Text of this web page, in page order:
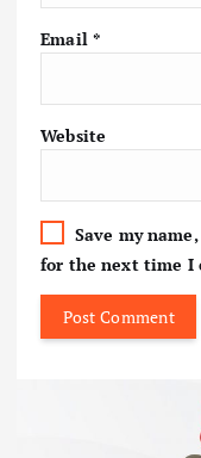
Email *
Website
Save my
for the next time I